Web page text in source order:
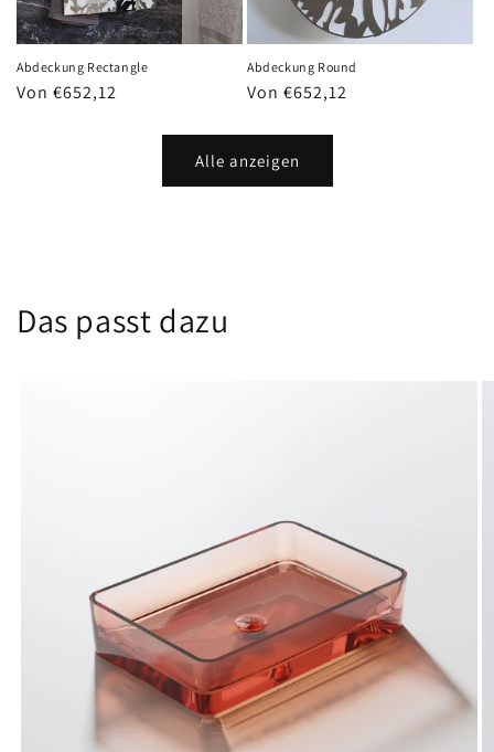
Abdeckung Rectangle
Normaler
Von €652,12
Abdeckung Round
Normaler
Von €652,12
Alle anzeigen
Das passt dazu